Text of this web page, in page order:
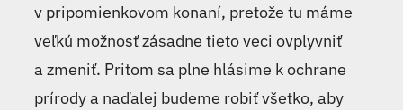
v pripomienkovom konaní, pretože tu máme
veľkú možnosť zásadne tieto veci ovplyvniť
a zmeniť. Pritom sa plne hlásime k ochrane
prírody a naďalej budeme robiť všetko, aby